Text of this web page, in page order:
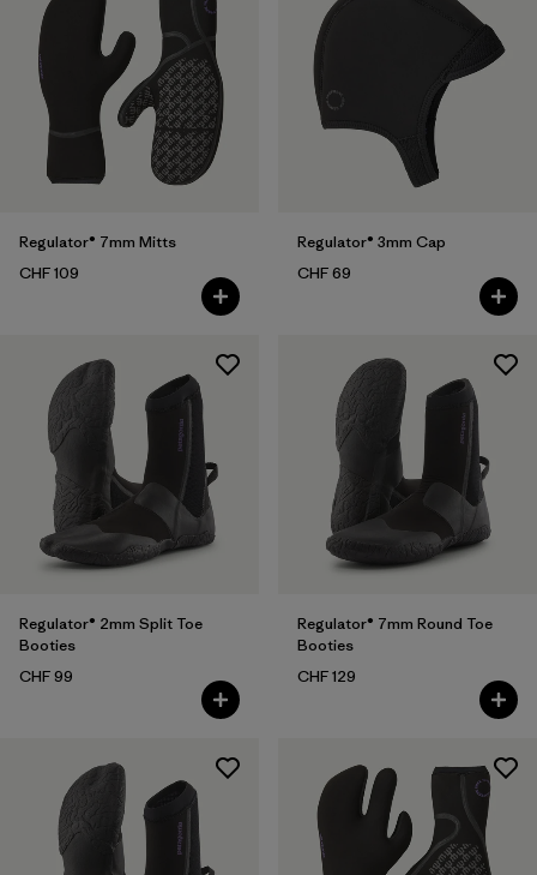
Regulator® 7mm Mitts
CHF 109
Regulator® 3mm Cap
CHF 69
Regulator® 2mm Split Toe
Booties
CHF 99
Regulator® 7mm Round Toe
Booties
CHF 129